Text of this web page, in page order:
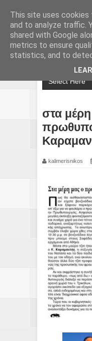
στα
kalimerisnikos
This site uses
and to analyze traffic.
shared with Google
metrics to ensure
statistics, and to